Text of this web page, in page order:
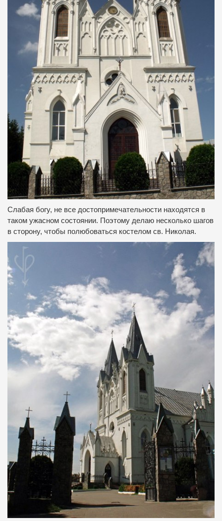
Слабая богу, не все достопримечательности находятся в
таком ужасном состоянии. Поэтому делаю несколько шагов
в сторону, чтобы полюбоваться костелом св. Николая.